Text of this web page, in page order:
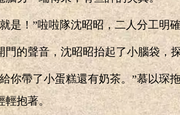
！”啦啦隊沈昭昭，二人分工明
聲音，沈昭昭抬起了小腦袋，探
帶了小蛋糕還有奶茶。”慕以琛拖
輕抱著。